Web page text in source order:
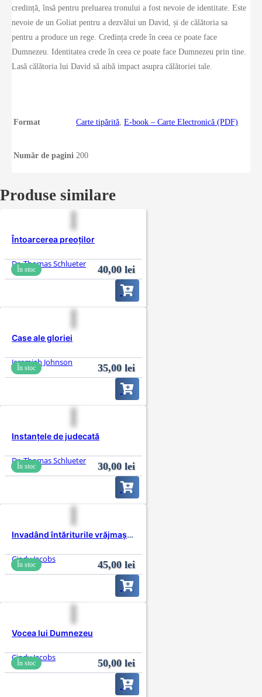
credință, însă pentru preluarea tronului a fost nevoie de identitate. Este
nevoie de un Goliat pentru a dezvălui un David, și de călătoria sa
pentru a produce un rege. Credința crede în ceea ce poate face
Dumnezeu. Identitatea crede în ceea ce poate face Dumnezeu prin tine.
Lasă călătoria lui David să aibă impact asupra călătoriei tale.
Format Carte tipărită, E-book – Carte Electronică (PDF)
Număr de pagini 200
Produse similare
Întoarcerea preoților
Dr. Thomas Schlueter
În stoc 40,00 lei
Case ale gloriei
Jeremiah Johnson
În stoc 35,00 lei
Instanțele de judecată
Dr. Thomas Schlueter
În stoc 30,00 lei
Invadând întăriturile vrăjmașului
Cindy Jacobs
În stoc 45,00 lei
Vocea lui Dumnezeu
Cindy Jacobs
În stoc 50,00 lei